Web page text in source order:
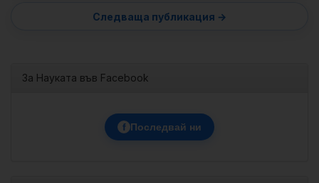
За Науката във Facebook
f Последвай ни